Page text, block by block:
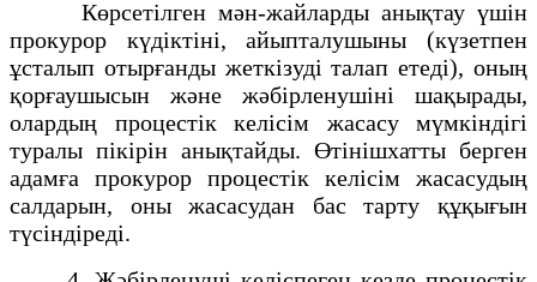
Көрсетілген мән-жайларды анықтау үшін
прокурор күдіктіні, айыпталушыны (күзетпен
ұсталып отырғанды жеткізуді талап етеді), оның
қорғаушысын және жәбірленушіні шақырады,
олардың процестік келісім жасасу мүмкіндігі
туралы пікірін анықтайды. Өтінішхатты берген
адамға прокурор процестік келісім жасасудың
салдарын, оны жасасудан бас тарту құқығын
түсіндіреді.